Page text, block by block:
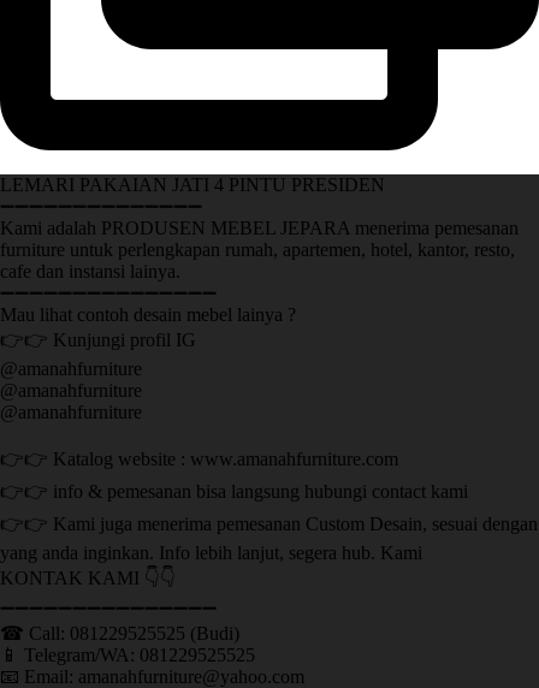
LEMARI PAKAIAN JATI 4 PINTU PRESIDEN
➖➖➖➖➖➖➖➖➖➖➖➖➖➖
Kami adalah PRODUSEN MEBEL JEPARA menerima pemesanan
furniture untuk perlengkapan rumah, apartemen, hotel, kantor, resto,
cafe dan instansi lainya.
➖➖➖➖➖➖➖➖➖➖➖➖➖➖➖
Mau lihat contoh desain mebel lainya ?
👉👉 Kunjungi profil IG
@amanahfurniture
@amanahfurniture
@amanahfurniture
👉👉 Katalog website : www.amanahfurniture.com
👉👉 info & pemesanan bisa langsung hubungi contact kami
👉👉 Kami juga menerima pemesanan Custom Desain, sesuai dengan
yang anda inginkan. Info lebih lanjut, segera hub. Kami
KONTAK KAMI 👇👇
➖➖➖➖➖➖➖➖➖➖➖➖➖➖➖ ㅤ
☎ Call: 081229525525 (Budi)
📱 Telegram/WA: 081229525525
📧 Email: amanahfurniture@yahoo.com